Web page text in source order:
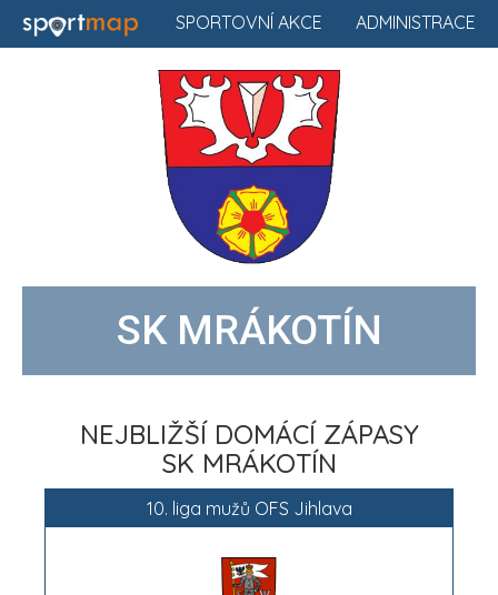
ADMINISTRACE
SPORTOVNÍ AKCE
SK MRÁKOTÍN
NEJBLIŽŠÍ DOMÁCÍ ZÁPASY
SK MRÁKOTÍN
10. liga mužů OFS Jihlava